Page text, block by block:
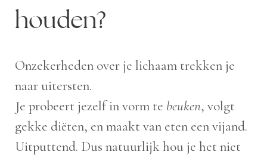
houden?
Onzekerheden over je lichaam trekken je
naar uitersten.
Je probeert jezelf in vorm te beuken, volgt
gekke diëten, en maakt van eten een vijand.
Uitputtend. Dus natuurlijk hou je het niet